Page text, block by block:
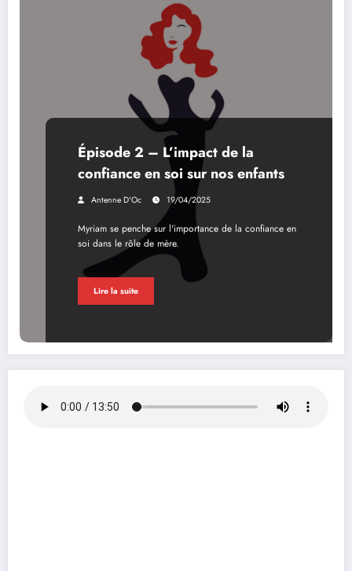
Épisode 2 – L’impact de la
confiance en soi sur nos enfants
Antenne D'Oc 19/04/2025
Myriam se penche sur l'importance de la confiance en
soi dans le rôle de mère.
Lire la suite